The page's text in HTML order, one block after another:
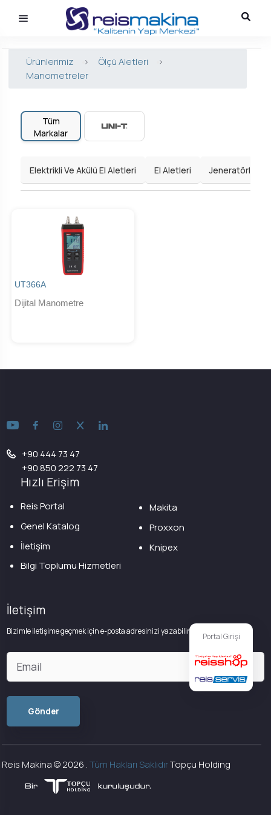
Ürünlerimiz > Ölçü Aletleri
>
Manometreler
Tüm
Markalar
Elektrikli Ve Akülü El Aletleri El Aletleri Jeneratörler
UT366A
Dijital Manometre
Portal Girişi
+90 444 73 47
+90 850 222 73 47
Hızlı Erişim
Reis Portal
Genel Katalog
İletişim
Bilgi Toplumu Hizmetleri
Makita
Proxxon
Knipex
İletişim
Bizimle iletişime geçmek için e-posta adresinizi yazabilirsiniz
Reis Makina ©2026 .Tüm Hakları SaklıdırTopçu Holding